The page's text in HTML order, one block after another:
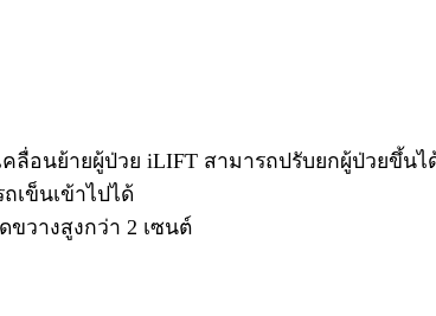
ลื่อนย้ายผู้ป่วย iLIFT สามารถปรับยกผู้ป่วยขึ้นไ
เข็นเข้าไปได้
ขวางสูงกว่า 2 เซนต์